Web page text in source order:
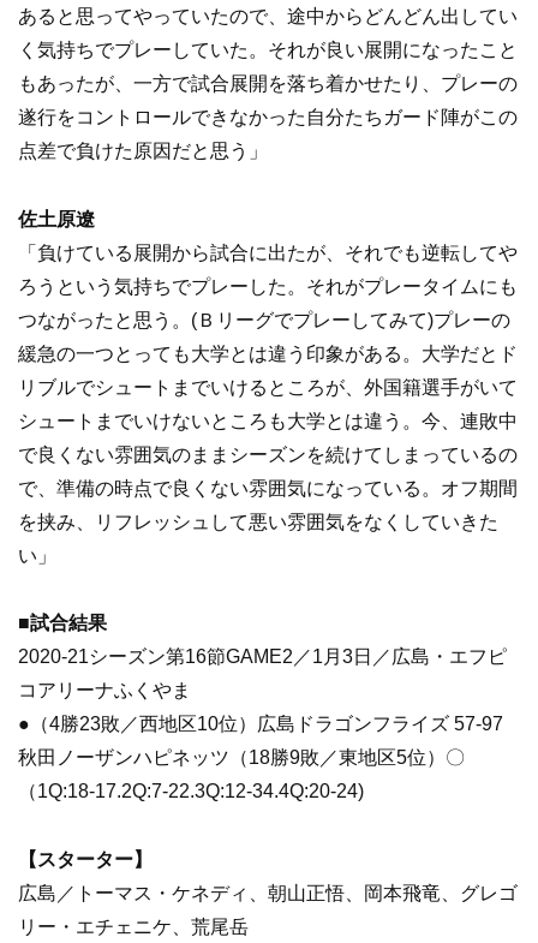
あると思ってやっていたので、途中からどんどん出してい
く気持ちでプレーしていた。それが良い展開になったこと
もあったが、一方で試合展開を落ち着かせたり、プレーの
遂行をコントロールできなかった自分たちガード陣がこの
点差で負けた原因だと思う」
佐土原遼
「負けている展開から試合に出たが、それでも逆転してや
ろうという気持ちでプレーした。それがプレータイムにも
つながったと思う。(Ｂリーグでプレーしてみて)プレーの
緩急の一つとっても大学とは違う印象がある。大学だとド
リブルでシュートまでいけるところが、外国籍選手がいて
シュートまでいけないところも大学とは違う。今、連敗中
で良くない雰囲気のままシーズンを続けてしまっているの
で、準備の時点で良くない雰囲気になっている。オフ期間
を挟み、リフレッシュして悪い雰囲気をなくしていきた
い」
■試合結果
2020-21シーズン第16節GAME2／1月3日／広島・エフピ
コアリーナふくやま
●（4勝23敗／西地区10位）広島ドラゴンフライズ 57-97
秋田ノーザンハピネッツ（18勝9敗／東地区5位）〇
（1Q:18-17.2Q:7-22.3Q:12-34.4Q:20-24)
【スターター】
広島／トーマス・ケネディ、朝山正悟、岡本飛竜、グレゴ
リー・エチェニケ、荒尾岳